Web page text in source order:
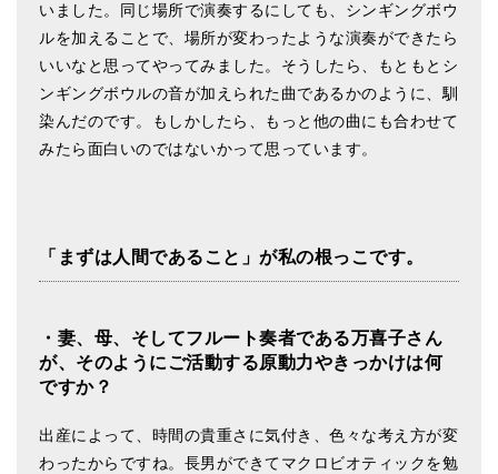
いました。同じ場所で演奏するにしても、シンギングボウ
ルを加えることで、場所が変わったような演奏ができたら
いいなと思ってやってみました。そうしたら、もともとシ
ンギングボウルの音が加えられた曲であるかのように、馴
染んだのです。もしかしたら、もっと他の曲にも合わせて
みたら面白いのではないかって思っています。
「まずは人間であること」が私の根っこです。
・妻、母、そしてフルート奏者である万喜子さん
が、そのようにご活動する原動力やきっかけは何
ですか？
出産によって、時間の貴重さに気付き、色々な考え方が変
わったからですね。長男ができてマクロビオティックを勉